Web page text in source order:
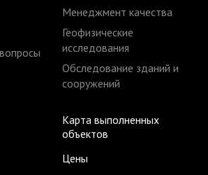
Менеджмент качества
Геофизические
исследования
Обследование зданий и
сооружений
Карта выполненных
объектов
Цены